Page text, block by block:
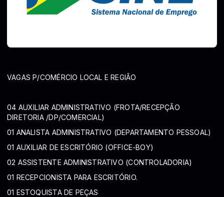
VAGAS P/COMÉRCIO LOCAL E REGIÃO
04 AUXILIAR ADMINISTRATIVO (FROTA/RECEPÇÃO
DIRETORIA /DP/COMERCIAL)
01 ANALISTA ADMINISTRATIVO (DEPARTAMENTO PESSOAL)
01 AUXILIAR DE ESCRITÓRIO (OFFICE-BOY)
02 ASSISTENTE ADMINISTRATIVO (CONTROLADORIA)
01 RECEPCIONISTA PARA ESCRITÓRIO.
01 ESTOQUISTA DE PEÇAS